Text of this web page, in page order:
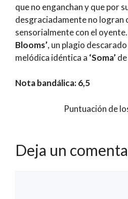
que no enganchan y que por
desgraciadamente no logran
sensorialmente con el
Blooms’, un plagio
melódica idéntica a ‘Soma’
Nota bandálica: 6,5
Puntuación de
Deja un